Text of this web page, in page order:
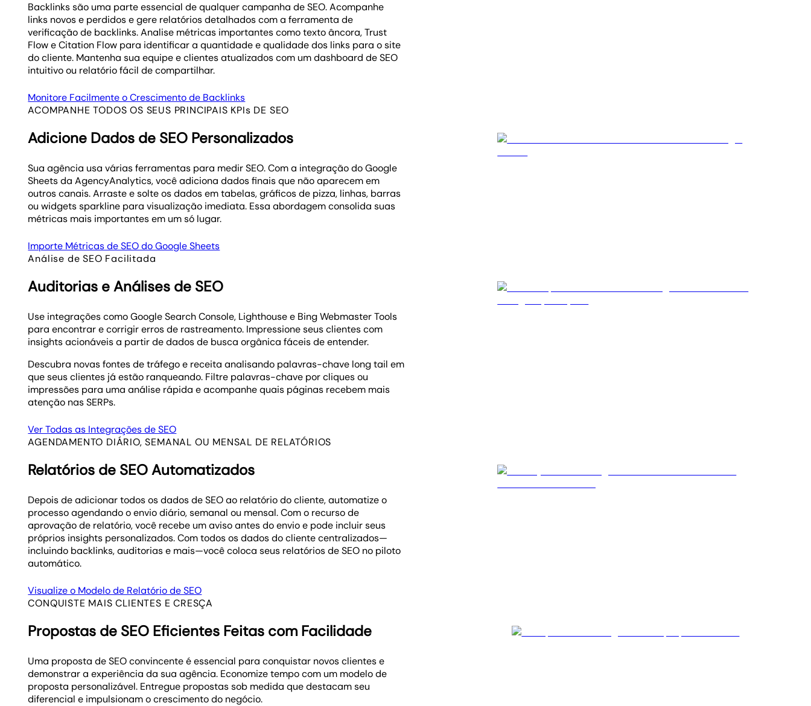
Backlinks são uma parte essencial de qualquer campanha de SEO. Acompanhe
links novos e perdidos e gere relatórios detalhados com a ferramenta de
verificação de backlinks. Analise métricas importantes como texto âncora, Trust
Flow e Citation Flow para identificar a quantidade e qualidade dos links para o site
do cliente. Mantenha sua equipe e clientes atualizados com um dashboard de SEO
intuitivo ou relatório fácil de compartilhar.
Monitore Facilmente o Crescimento de Backlinks
ACOMPANHE TODOS OS SEUS PRINCIPAIS KPIs DE SEO
Adicione Dados de SEO Personalizados
Sua agência usa várias ferramentas para medir SEO. Com a integração do Google
Sheets da AgencyAnalytics, você adiciona dados finais que não aparecem em
outros canais. Arraste e solte os dados em tabelas, gráficos de pizza, linhas, barras
ou widgets sparkline para visualização imediata. Essa abordagem consolida suas
métricas mais importantes em um só lugar.
Importe Métricas de SEO do Google Sheets
Análise de SEO Facilitada
Auditorias e Análises de SEO
Use integrações como Google Search Console, Lighthouse e Bing Webmaster Tools
para encontrar e corrigir erros de rastreamento. Impressione seus clientes com
insights acionáveis a partir de dados de busca orgânica fáceis de entender.
Descubra novas fontes de tráfego e receita analisando palavras-chave long tail em
que seus clientes já estão ranqueando. Filtre palavras-chave por cliques ou
impressões para uma análise rápida e acompanhe quais páginas recebem mais
atenção nas SERPs.
Ver Todas as Integrações de SEO
AGENDAMENTO DIÁRIO, SEMANAL OU MENSAL DE RELATÓRIOS
Relatórios de SEO Automatizados
Depois de adicionar todos os dados de SEO ao relatório do cliente, automatize o
processo agendando o envio diário, semanal ou mensal. Com o recurso de
aprovação de relatório, você recebe um aviso antes do envio e pode incluir seus
próprios insights personalizados. Com todos os dados do cliente centralizados—
incluindo backlinks, auditorias e mais—você coloca seus relatórios de SEO no piloto
automático.
Visualize o Modelo de Relatório de SEO
CONQUISTE MAIS CLIENTES E CRESÇA
Propostas de SEO Eficientes Feitas com Facilidade
Uma proposta de SEO convincente é essencial para conquistar novos clientes e
demonstrar a experiência da sua agência. Economize tempo com um modelo de
proposta personalizável. Entregue propostas sob medida que destacam seu
diferencial e impulsionam o crescimento do negócio.